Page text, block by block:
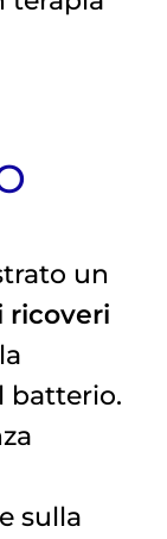
un
ricoveri
batterio.
sulla